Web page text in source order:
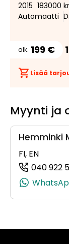
2015 183000
Automaatti
alk. 199 €
Lisää
Myynti ja
Hemminki
FI, EN
040 922